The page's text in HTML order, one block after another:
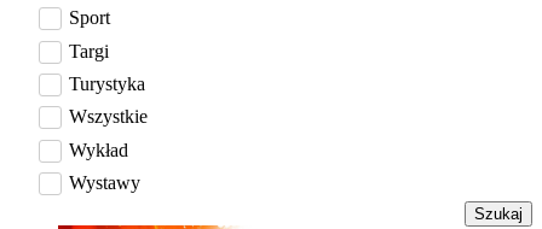
Sport
Targi
Turystyka
Wszystkie
Wykład
Wystawy
Szukaj